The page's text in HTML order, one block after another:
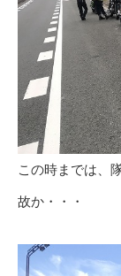
この時までは、
故か・・・